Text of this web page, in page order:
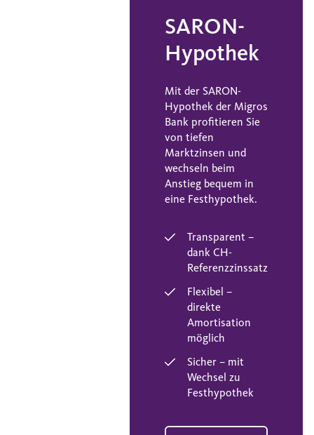
SARON-
Hypothek
Mit der SARON-
Hypothek der Migros
Bank profitieren Sie
von tiefen
Marktzinsen und
wechseln beim
Anstieg bequem in
eine Festhypothek.
Transparent –
dank CH-
Referenzzinssatz
Flexibel –
direkte
Amortisation
möglich
Sicher – mit
Wechsel zu
Festhypothek